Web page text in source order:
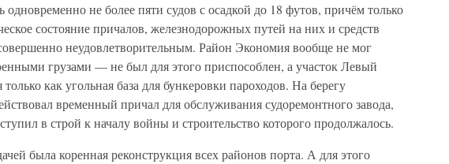
не более пяти судов с осадкой до 18 футов, причём только
состояние причалов, железнодорожных путей на них и средств
неудовлетворительным. Район Экономия вообще не мог
грузами — не был для этого приспособлен, а участок Левый
только как угольная база для бункеровки пароходов. На берегу
временный причал для обслуживания судоремонтного завода,
в строй к началу войны и строительство которого продолжалось.
была коренная реконструкция всех районов порта. А для этого